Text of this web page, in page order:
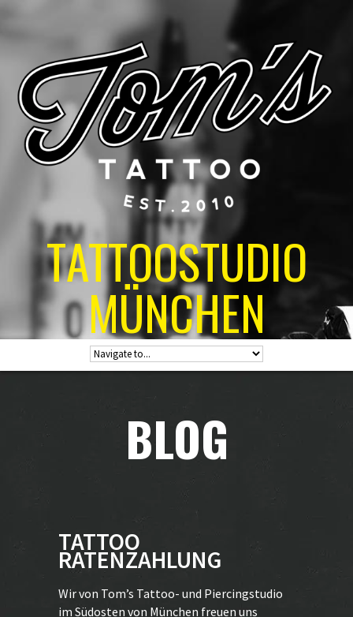
TATTOOSTUDIO
MÜNCHEN
BLOG
TATTOO
RATENZAHLUNG
Wir von Tom’s Tattoo- und Piercingstudio
im Südosten von München freuen uns